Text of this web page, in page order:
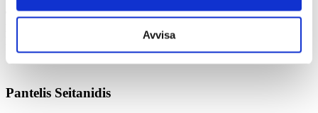
Avvisa
Tel:0523-22004
Pantelis Seitanidis